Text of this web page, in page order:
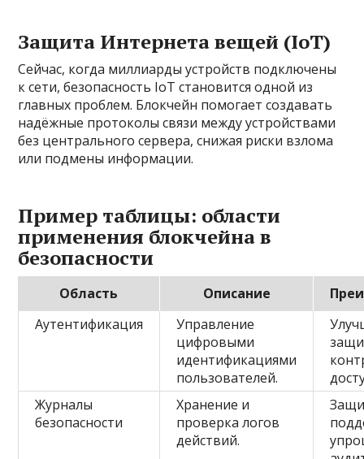
Защита Интернета вещей (IoT)
Сейчас, когда миллиарды устройств подключены
к сети, безопасность IoT становится одной из
главных проблем. Блокчейн помогает создавать
надёжные протоколы связи между устройствами
без центрального сервера, снижая риски взлома
или подмены информации.
Пример таблицы: области
применения блокчейна в
безопасности
Область Описание
Аутентификация
Управление
цифровыми
идентификациями
пользователей.
Журналы
безопасности
Хранение и
проверка логов
действий.